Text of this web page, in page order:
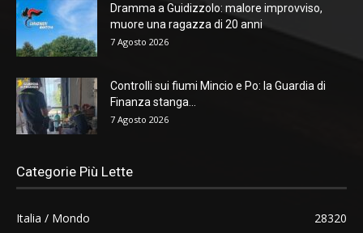
Dramma a Guidizzolo: malore improvviso,
muore una ragazza di 20 anni
7 Agosto 2026
Controlli sui fiumi Mincio e Po: la Guardia di
Finanza stanga...
7 Agosto 2026
Categorie Più Lette
Italia / Mondo
28320